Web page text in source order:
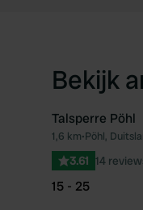
Bekijk
Talsperre Pöhl
1,6 km•Pöhl,
3.61 14
15 - 25